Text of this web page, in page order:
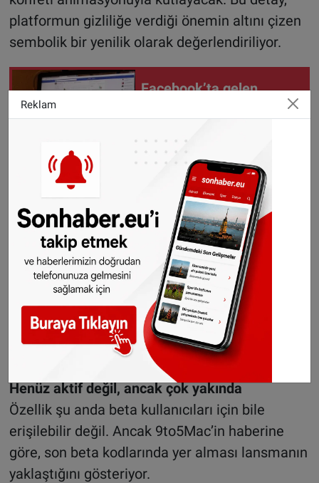
platformun gizliliğe verdiği önemin altını çizen
sembolik bir yenilik olarak değerlendiriliyor.
Facebook’ta gelen
edilecek' mesajını sakın
açmayın
Değişiklikler sohbetlerde bildirilecek
Kullanıcı adı daha sonra değiştirilirse, bu bilgi
sohbetlerde sistem mesajı olarak gösterilecek.
Tıpkı numara ya da profil fotoğrafı değişiminde
olduğu gibi, karışıklık yaşanmasının önüne
geçilecek.
Ayrıca WhatsApp, kullanıcıların tercih ettikleri
adı önceden kontrol edebilmesi için web
sürümüne bir “uygunluk aracı” da ekleyecek.
Henüz aktif değil, ancak çok yakında
Özellik şu anda beta kullanıcıları için bile
erişilebilir değil. Ancak 9to5Mac’in haberine
göre, son beta kodlarında yer alması lansmanın
yaklaştığını gösteriyor.
Reklam